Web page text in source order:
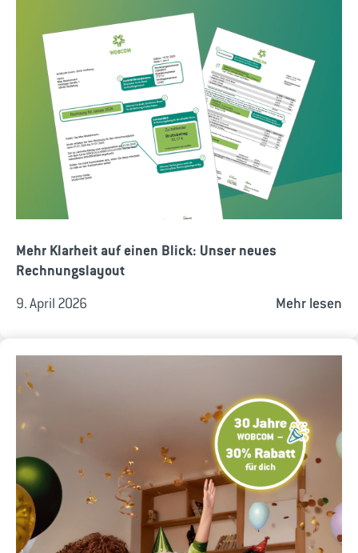
Mehr Klarheit auf einen Blick: Unser neues
Rechnungslayout
9. April 2026 Mehr lesen